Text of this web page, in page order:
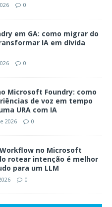
0
em GA: como migrar do
IA em dívida
0
Microsoft Foundry: como
de voz em tempo
URA com IA
2026 0
no Microsoft
rotear intenção é melhor
para um LLM
0